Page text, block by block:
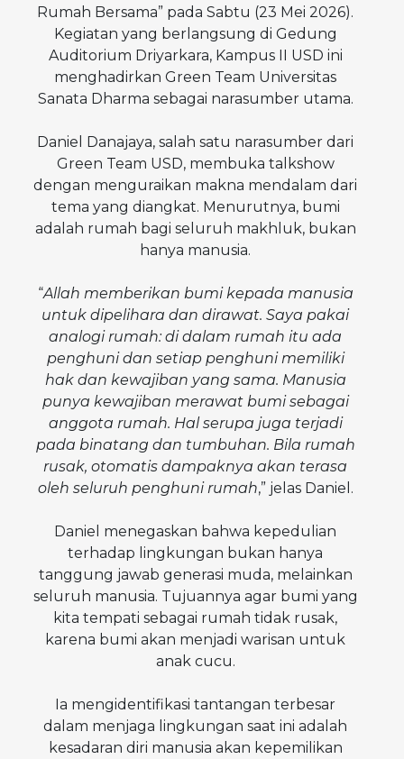
Rumah Bersama” pada Sabtu (23 Mei 2026).
Kegiatan yang berlangsung di Gedung
Auditorium Driyarkara, Kampus II USD ini
menghadirkan Green Team Universitas
Sanata Dharma sebagai narasumber utama.
Daniel Danajaya, salah satu narasumber dari
Green Team USD, membuka talkshow
dengan menguraikan makna mendalam dari
tema yang diangkat. Menurutnya, bumi
adalah rumah bagi seluruh makhluk, bukan
hanya manusia.
“Allah memberikan bumi kepada manusia
untuk dipelihara dan dirawat. Saya pakai
analogi rumah: di dalam rumah itu ada
penghuni dan setiap penghuni memiliki
hak dan kewajiban yang sama. Manusia
punya kewajiban merawat bumi sebagai
anggota rumah. Hal serupa juga terjadi
pada binatang dan tumbuhan. Bila rumah
rusak, otomatis dampaknya akan terasa
oleh seluruh penghuni rumah,” jelas Daniel.
Daniel menegaskan bahwa kepedulian
terhadap lingkungan bukan hanya
tanggung jawab generasi muda, melainkan
seluruh manusia. Tujuannya agar bumi yang
kita tempati sebagai rumah tidak rusak,
karena bumi akan menjadi warisan untuk
anak cucu.
Ia mengidentifikasi tantangan terbesar
dalam menjaga lingkungan saat ini adalah
kesadaran diri manusia akan kepemilikan